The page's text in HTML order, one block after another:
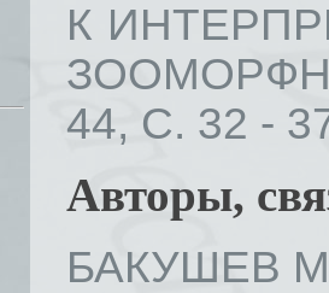
К
44, С. 32 -
Авторы,
БАКУШЕВ